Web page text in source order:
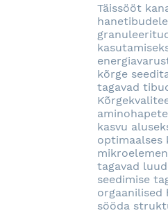
Täissööt
kõrge
tagavad
kasvu
optimaalses
tagavad
seedimise
orgaanilised
sööda